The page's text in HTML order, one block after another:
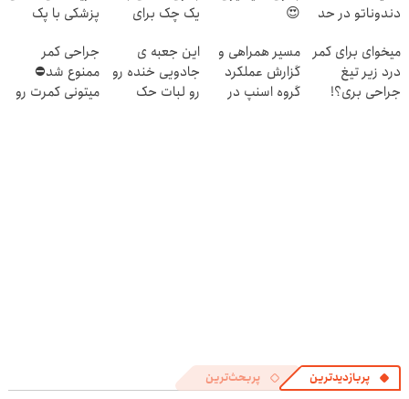
دندوناتو در حد
میکنه
(40%تخفیف)
😍
یک چک برای
پزشکی با پک
خانگی
میخوای برای کمر
درد زیر تیغ
جراحی بری؟!
مسیر همراهی و
گزارش عملکرد
گروه اسنپ در
این جعبه ی
جادویی خنده رو
رو لبات حک
جراحی کمر
ممنوع شد⛔
میتونی کمرت رو
پربازدیدترین پربحث‌ترین